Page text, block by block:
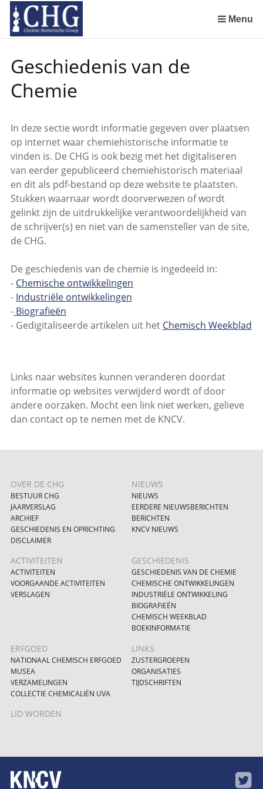
links
over
naar
de
inhoud
het
menu
Menu
Geschiedenis van de
Chemie
In deze sectie wordt informatie gegeven over plaatsen
op internet waar chemiehistorische informatie te
vinden is. De CHG is ook bezig met het digitaliseren
van eerder gepubliceerd chemiehistorisch materiaal
en dit als pdf-bestand op deze website te plaatsten.
Stukken waarnaar wordt doorverwezen of wordt
gelinkt zijn de uitdrukkelijke verantwoordelijkheid van
de schrijver(s) en niet van de samensteller van de site,
de CHG.
De geschiedenis van de chemie is ingedeeld in:
- Chemische ontwikkelingen
- Industriële ontwikkelingen
-Biografieën
- Gedigitaliseerde artikelen uit het Chemisch Weekblad
Links naar websites kunnen veranderen doordat
informatie op websites verwijderd wordt of door
andere oorzaken. Mocht een link niet werken, gelieve
dan contact op te nemen met de KNCV.
OVER DE CHG
BESTUUR CHG
JAARVERSLAG
ARCHIEF
GESCHIEDENIS EN OPRICHTING
DISCLAIMER
NIEUWS
NIEUWS
EERDERE NIEUWSBERICHTEN
BERICHTEN
KNCV NIEUWS
ACTIVITEITEN
ACTIVITEITEN
VOORGAANDE ACTIVITEITEN
VERSLAGEN
GESCHIEDENIS
GESCHIEDENIS VAN DE CHEMIE
CHEMISCHE ONTWIKKELINGEN
INDUSTRIËLE ONTWIKKELING
BIOGRAFIEËN
CHEMISCH WEEKBLAD
BOEKINFORMATIE
ERFGOED
NATIONAAL CHEMISCH ERFGOED
MUSEA
VERZAMELINGEN
COLLECTIE CHEMICALIËN UVA
LINKS
ZUSTERGROEPEN
ORGANISATIES
TIJDSCHRIFTEN
LID WORDEN